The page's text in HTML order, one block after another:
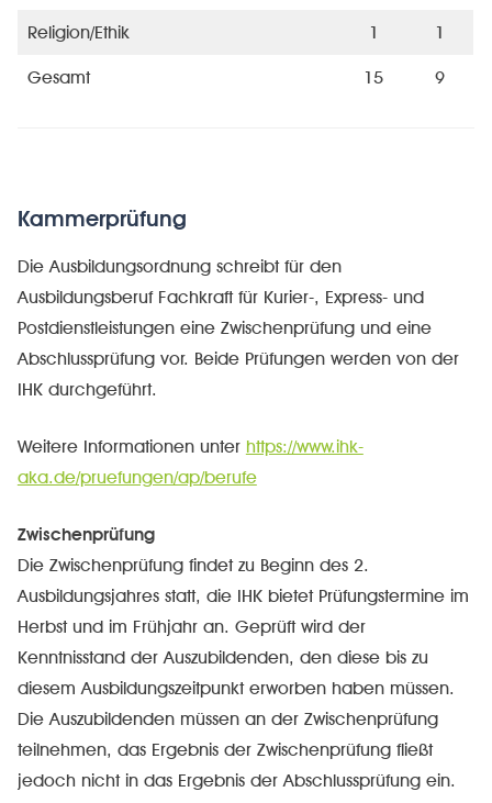
Religion/Ethik 1 1
Gesamt 15 9
Kammerprüfung
Die Ausbildungsordnung schreibt für den
Ausbildungsberuf Fachkraft für Kurier-, Express- und
Postdienstleistungen eine Zwischenprüfung und eine
Abschlussprüfung vor. Beide Prüfungen werden von der
IHK durchgeführt.
Weitere Informationen unter https://www.ihk-
aka.de/pruefungen/ap/berufe
Zwischenprüfung
Die Zwischenprüfung findet zu Beginn des 2.
Ausbildungsjahres statt, die IHK bietet Prüfungstermine im
Herbst und im Frühjahr an. Geprüft wird der
Kenntnisstand der Auszubildenden, den diese bis zu
diesem Ausbildungszeitpunkt erworben haben müssen.
Die Auszubildenden müssen an der Zwischenprüfung
teilnehmen, das Ergebnis der Zwischenprüfung fließt
jedoch nicht in das Ergebnis der Abschlussprüfung ein.